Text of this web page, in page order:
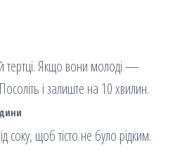
тертці. Якщо вони молоді —
і залиште на 10 хвилин.
соку, щоб тісто не було рідким.